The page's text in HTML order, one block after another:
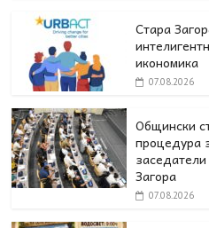
Стара
икономика
07.08.2026
Общински
процедура
Загора
07.08.2026